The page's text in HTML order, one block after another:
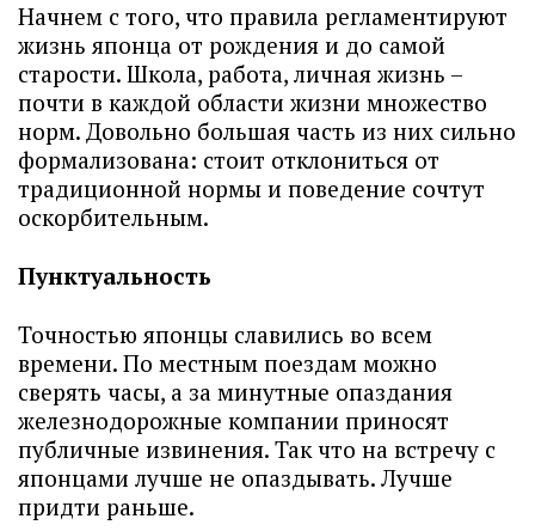
Начнем с того, что правила регламентируют
жизнь японца от рождения и до самой
старости. Школа, работа, личная жизнь –
почти в каждой области жизни множество
норм. Довольно большая часть из них сильно
формализована: стоит отклониться от
традиционной нормы и поведение сочтут
оскорбительным.
Пунктуальность
Точностью японцы славились во всем
времени. По местным поездам можно
сверять часы, а за минутные опаздания
железнодорожные компании приносят
публичные извинения. Так что на встречу с
японцами лучше не опаздывать. Лучше
придти раньше.